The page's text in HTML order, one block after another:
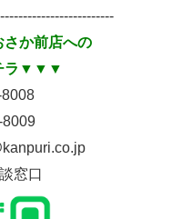
さか前店への
ラ▼▼▼
8009
窓口